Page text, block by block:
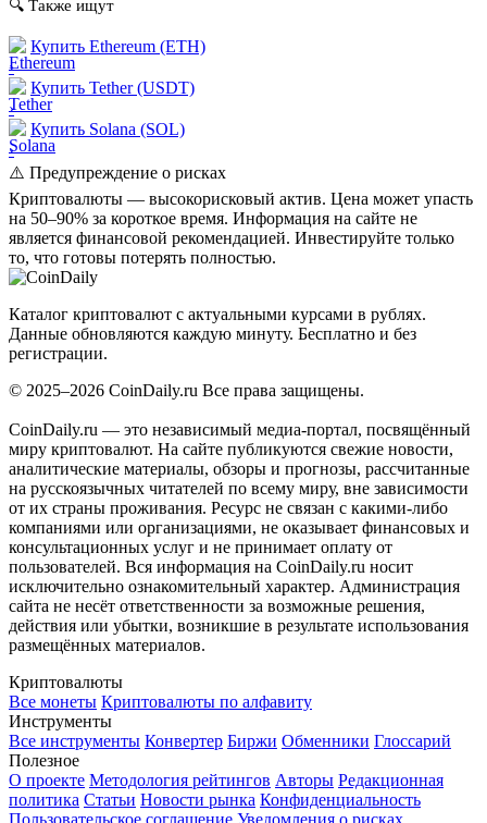
🔍 Также ищут
Купить Ethereum (ETH)
›
Купить Tether (USDT)
›
Купить Solana (SOL)
›
⚠️ Предупреждение о рисках
Криптовалюты — высокорисковый актив. Цена может упасть
на 50–90% за короткое время. Информация на сайте не
является финансовой рекомендацией. Инвестируйте только
то, что готовы потерять полностью.
Каталог криптовалют с актуальными курсами в рублях.
Данные обновляются каждую минуту. Бесплатно и без
регистрации.
© 2025–2026 CoinDaily.ru Все права защищены.
CoinDaily.ru — это независимый медиа-портал, посвящённый
миру криптовалют. На сайте публикуются свежие новости,
аналитические материалы, обзоры и прогнозы, рассчитанные
на русскоязычных читателей по всему миру, вне зависимости
от их страны проживания. Ресурс не связан с какими-либо
компаниями или организациями, не оказывает финансовых и
консультационных услуг и не принимает оплату от
пользователей. Вся информация на CoinDaily.ru носит
исключительно ознакомительный характер. Администрация
сайта не несёт ответственности за возможные решения,
действия или убытки, возникшие в результате использования
размещённых материалов.
Криптовалюты
Все монеты Криптовалюты по алфавиту
Инструменты
Все инструменты Конвертер Биржи Обменники Глоссарий
Полезное
О проекте Методология рейтингов Авторы Редакционная
политика Статьи Новости рынка Конфиденциальность